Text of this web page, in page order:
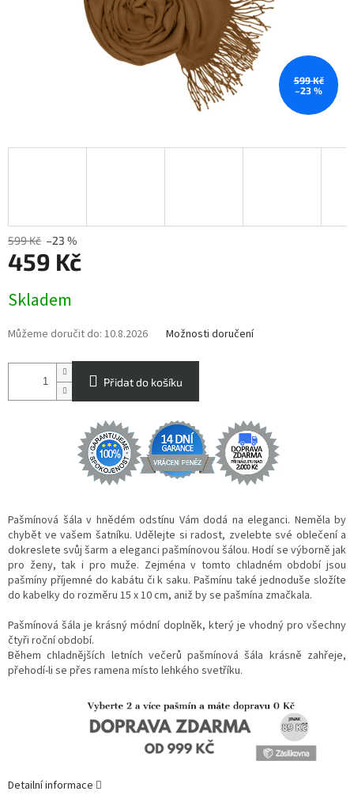
599 Kč
–23 %
599 Kč –23 %
459 Kč
cena:
Skladem
Můžeme doručit do: 10.8.2026 Možnosti doručení
Přidat do košíku
Pašmínová šála v hnědém odstínu Vám dodá na eleganci. Neměla by
chybět ve vašem šatníku. Udělejte si radost, zvelebte své oblečení a
dokreslete svůj šarm a eleganci pašmínovou šálou. Hodí se výborně jak
pro ženy, tak i pro muže. Zejména v tomto chladném období jsou
pašmíny příjemné do kabátu či k saku. Pašmínu také jednoduše složíte
do kabelky do rozměru 15 x 10 cm, aniž by se pašmína zmačkala.
Pašmínová šála je krásný módní doplněk, který je vhodný pro všechny
čtyři roční období.
Během chladnějších letních večerů pašmínová šála krásně zahřeje,
přehodí-li se přes ramena místo lehkého svetříku.
Detailní informace